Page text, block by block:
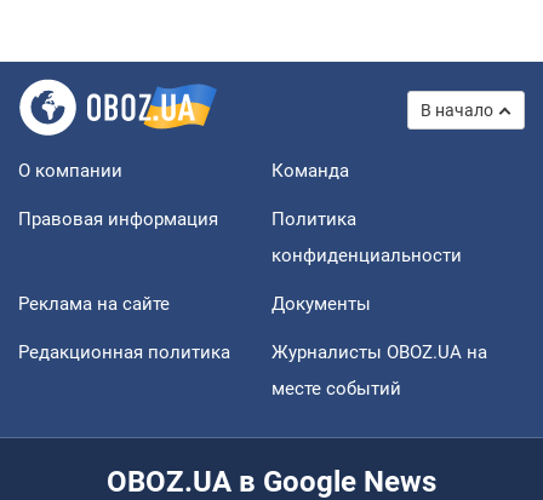
В начало
О компании Команда
Правовая информация
Политика
конфиденциальности
Реклама на сайте Документы
Редакционная политика
Журналисты OBOZ.UA на
месте событий
OBOZ.UA в Google News